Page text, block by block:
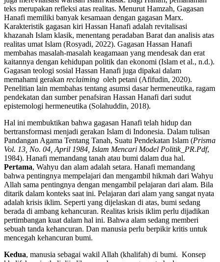
teks merupakan refleksi atas realitas. Menurut Hamzah, Gagasan
Hanafi memiliki banyak kesamaan dengan gagasan Marx.
Karakteristik gagasan kiri Hassan Hanafi adalah revitalisasi
khazanah Islam klasik, menentang peradaban Barat dan analisis atas
realitas umat Islam (Rosyadi, 2022). Gagasan Hassan Hanafi
membahas masalah-masalah keagamaan yang mendesak dan erat
kaitannya dengan kehidupan politik dan ekonomi (Islam et al., n.d.).
Gagasan teologi sosial Hassan Hanafi juga dipakai dalam
memahami gerakan reclaiming oleh petani (Afifudin, 2020).
Penelitian lain membahas tentang asumsi dasar hermeneutika, ragam
pendekatan dan sumber penafsiran Hassan Hanafi dari sudut
epistemologi hermeneutika (Solahuddin, 2018).
Hal ini membuktikan bahwa gagasan Hanafi telah hidup dan
bertransformasi menjadi gerakan Islam di Indonesia. Dalam tulisan
Pandangan Agama Tentang Tanah, Suatu Pendekatan Islam (Prisma
Vol. 13, No. 04, April 1984, Islam Mencari Model Politik_PR.Pdf,
1984). Hanafi memandang tanah atau bumi dalam dua hal.
Pertama, Wahyu dan alam adalah setara. Hanafi memandang
bahwa pentingnya mempelajari dan mengambil hikmah dari Wahyu
Allah sama pentingnya dengan mengambil pelajaran dari alam. Bila
ditarik dalam konteks saat ini. Pelajaran dari alam yang sangat nyata
adalah krisis iklim. Seperti yang dijelaskan di atas, bumi sedang
berada di ambang kehancuran. Realitas krisis iklim perlu dijadikan
pertimbangan kuat dalam hal ini. Bahwa alam sedang memberi
sebuah tanda kehancuran. Dan manusia perlu berpikir kritis untuk
mencegah kehancuran bumi.
Kedua, manusia sebagai wakil Allah (khalifah) di bumi. Konsep